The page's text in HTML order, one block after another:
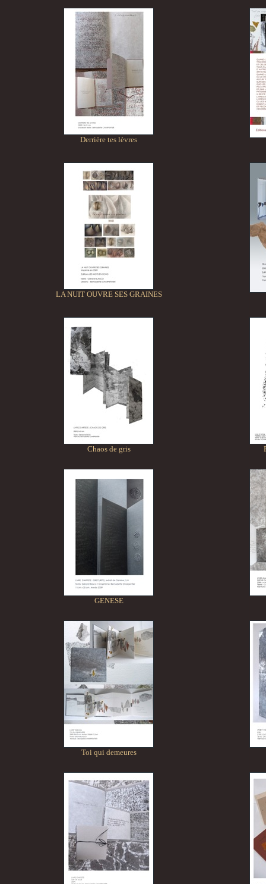
Derrière tes lèvres
LA NUIT OUVRE SES GRAINES
Chaos de gris
GENESE
Toi qui demeures